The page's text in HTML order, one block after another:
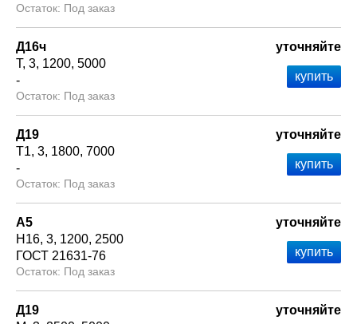
Под заказ
Д16ч
Т 3 1200 5000
-
Под заказ
уточняйте
Д19
Т1 3 1800 7000
-
Под заказ
уточняйте
А5
Н16 3 1200 2500
ГОСТ 21631-76
Под заказ
уточняйте
Д19
уточняйте